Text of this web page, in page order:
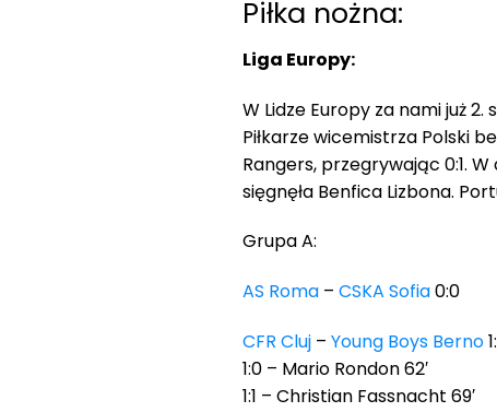
Piłka nożna:
Liga Europy:
W Lidze Europy za nami już
Piłkarze wicemistrza Polski
Rangers, przegrywając 0:1.
sięgnęła Benfica Lizbona.
Grupa A:
AS Roma – CSKA Sofia0:0
CFR Cluj – Young Boys Berno
1:0 – Mario Rondon 62′
1:1 – Christian Fassnacht 69′